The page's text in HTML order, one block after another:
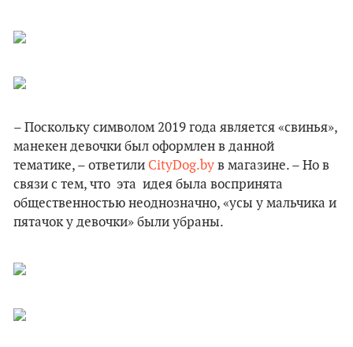
– Поскольку символом 2019 года является «свинья»,
манекен девочки был оформлен в данной
тематике, – ответили CityDog.by в магазине. – Но в
связи с тем, что эта идея была воспринята
общественностью неоднозначно, «усы у мальчика и
пятачок у девочки» были убраны.